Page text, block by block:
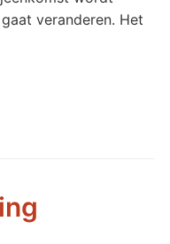
veranderen. Het